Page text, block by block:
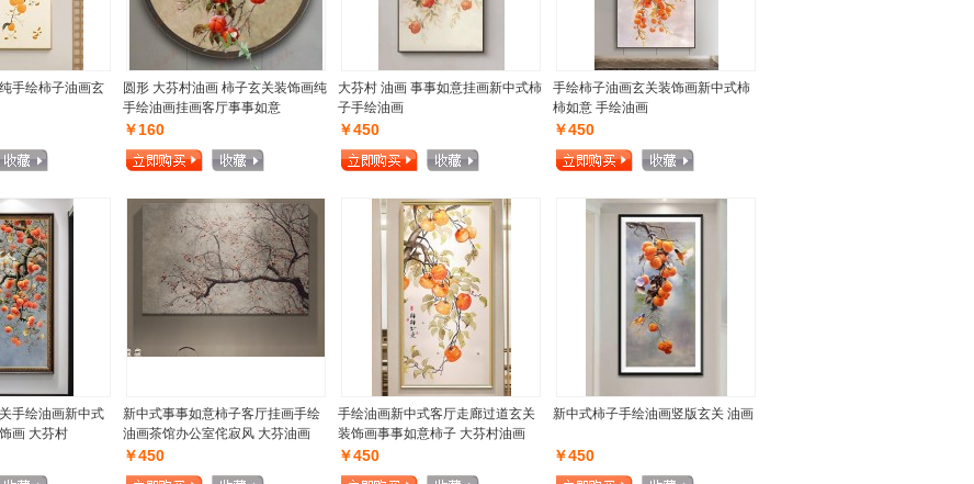
手绘柿子油画玄
圆形 大芬村油画 柿子玄关装饰画纯
手绘油画挂画客厅事事如意
￥160
大芬村 油画 事事如意挂画新中式柿
子手绘油画
￥450
手绘柿子油画玄关装饰画新中式柿
柿如意 手绘油画
￥450
手绘油画新中式
画 大芬村
新中式事事如意柿子客厅挂画手绘
油画茶馆办公室侘寂风 大芬油画
￥450
手绘油画新中式客厅走廊过道玄关
装饰画事事如意柿子 大芬村油画
￥450
新中式柿子手绘油画竖版玄关 油画
￥450